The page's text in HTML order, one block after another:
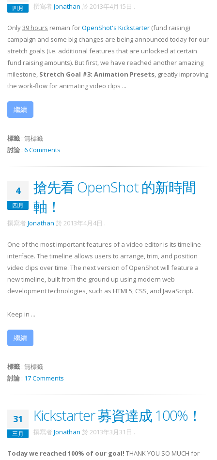
四月 撰寫者 Jonathan 於 2013年4月15日 .
Only39 hours remain forOpenShot's Kickstarter (fund raising)
campaign and some big changes are being announced today for our
stretch goals (i.e. additional features that are unlocked at certain
fund raising amounts). But first, we have reached another amazing
milestone, Stretch Goal #3: Animation Presets, greatly improving
the work-flow for animating video clips ...
繼續
標籤 : 無標籤
討論 : 6 Comments
4
四月
搶先看 OpenShot 的新時間
軸！
撰寫者 Jonathan 於 2013年4月4日 .
One of the most important features of a video editor is its timeline
interface. The timeline allows users to arrange, trim, and position
video clips over time. The next version of OpenShot will feature a
new timeline, built from the ground up using modern web
development technologies, such as HTML5, CSS, and JavaScript.
Keep in ...
繼續
標籤 : 無標籤
討論 : 17 Comments
31
三月
Kickstarter 募資達成 100%！
撰寫者 Jonathan 於 2013年3月31日 .
Today we reached 100% of our goal! THANK YOU SO MUCH for